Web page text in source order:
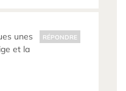
unes
et la
RÉPONDRE